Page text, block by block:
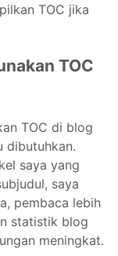
TOC jika
TOC
TOC di blog
dibutuhkan.
saya yang
saya
pembaca lebih
statistik blog
meningkat.